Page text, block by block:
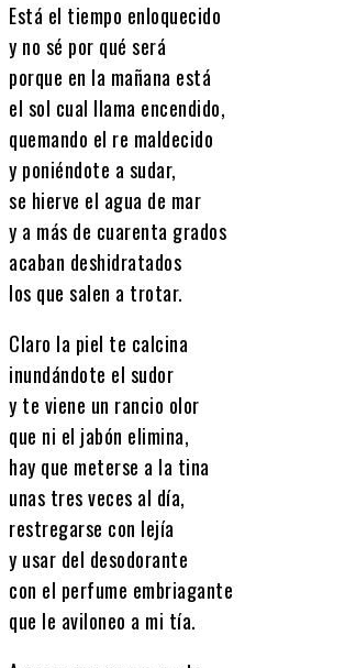
Está el tiempo enloquecido
y no sé por qué será
porque en la mañana está
el sol cual llama encendido,
quemando el re maldecido
y poniéndote a sudar,
se hierve el agua de mar
y a más de cuarenta grados
acaban deshidratados
los que salen a trotar.
Claro la piel te calcina
inundándote el sudor
y te viene un rancio olor
que ni el jabón elimina,
hay que meterse a la tina
unas tres veces al día,
restregarse con lejía
y usar del desodorante
con el perfume embriagante
que le aviloneo a mi tía.